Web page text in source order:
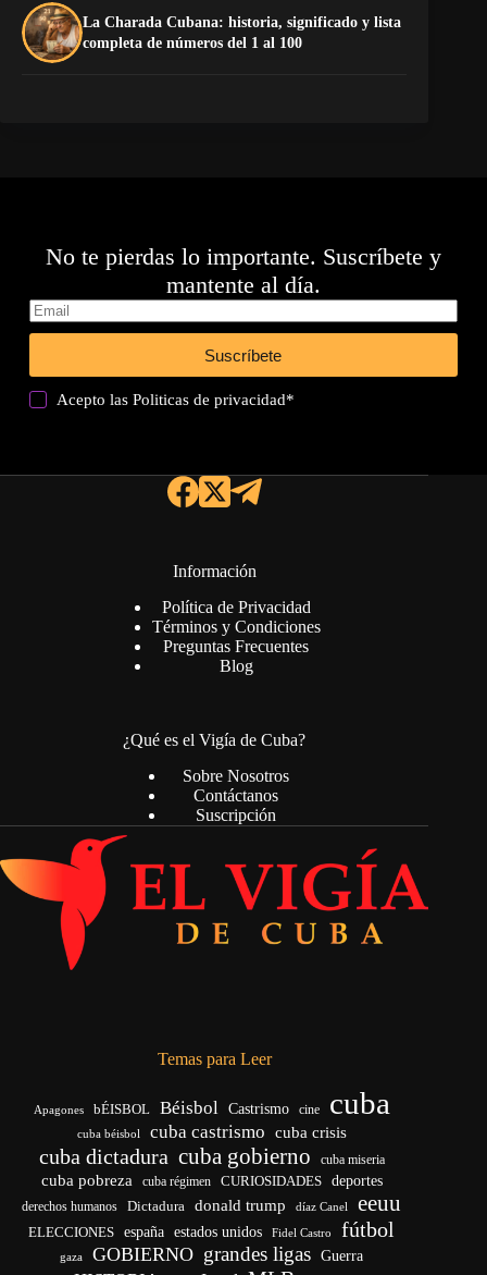
La Charada Cubana: historia, significado y lista
completa de números del 1 al 100
No te pierdas lo importante. Suscríbete y
mantente al día.
Suscríbete
Acepto lasPoliticas de privacidad*
Información
Política de Privacidad
Términos y Condiciones
Preguntas Frecuentes
Blog
¿Qué es el Vigía de Cuba?
Sobre Nosotros
Contáctanos
Suscripción
Temas para Leer
Apagones bÉISBOL Béisbol Castrismo cine cuba
cuba béisbol cuba castrismo cuba crisis
cuba dictadura cuba gobierno cuba miseria
cuba pobreza cuba régimen CURIOSIDADES deportes
derechos humanos Dictadura donald trump díaz Canel eeuu
ELECCIONES españa estados unidos Fidel Castro fútbol
gaza GOBIERNO grandes ligas Guerra